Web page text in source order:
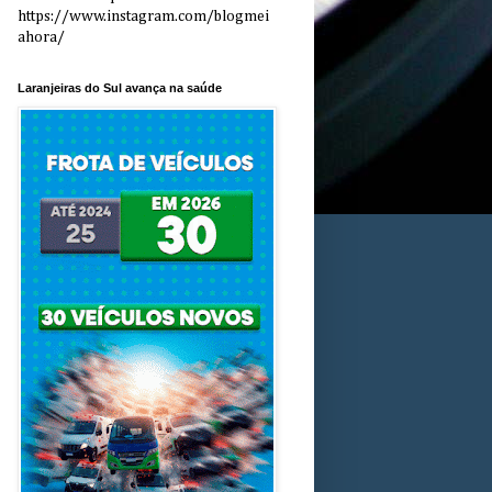
https://www.instagram.com/blogmei
ahora/
Laranjeiras do Sul avança na saúde